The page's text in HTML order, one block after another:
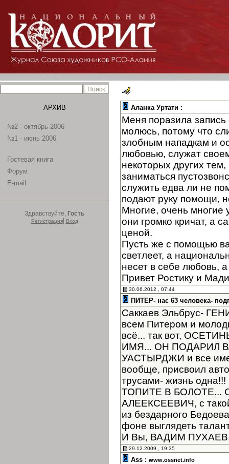
АРХИВ
№2 - октябрь 2006
№1 - июнь 2006
Гостевая книга
Форум
E-mail
Здравствуйте, Гость
Регистрация| Вход
Аланка Уртати :
Меня поразила
молюсь, потому что
злобным нападкам и
любовью, служат
некоторых других
заниматься
служить едва ли не
подают руку помощи,
Многие, очень многие
они громко кричат, а
ценой.
Пусть же с помощью
светлеет, а
несет в себе любовь,
Привет Ростику и
30.06.2012 , 07:44
ПИТЕР- нас 63 человека-
Саккаев Эльбрус-
всем Питером и
всё... так вот,
ИМЯ... ОН ПОДАРИЛ
УАСТЫРДЖИ и все
вообще, присвоил
трусами- жизнь
ТОПИТЕ В БОЛОТЕ...
АЛЕЕКСЕЕВИЧ, с такой
из бездарного
фоне выглядеть
И Вы, ВАДИМ ПУХАЕВ,
29.12.2009 , 19:35
Ass : www.ossnet.info